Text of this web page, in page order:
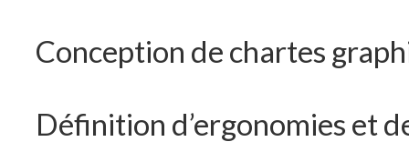
Conception de chartes
Définition d’ergonomies et